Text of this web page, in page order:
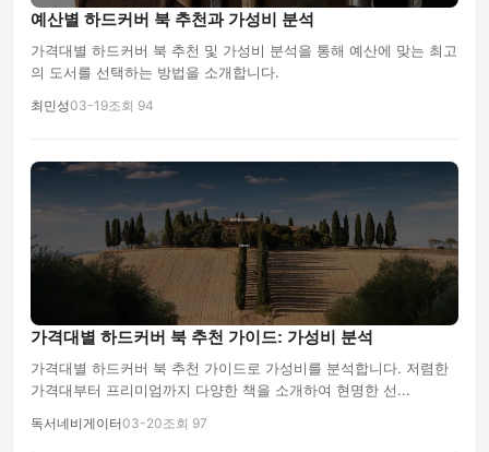
예산별 하드커버 북 추천과 가성비 분석
가격대별 하드커버 북 추천 및 가성비 분석을 통해 예산에 맞는 최고
의 도서를 선택하는 방법을 소개합니다.
최민성03-19조회 94
가격대별 하드커버 북 추천 가이드: 가성비 분석
가격대별 하드커버 북 추천 가이드로 가성비를 분석합니다. 저렴한
가격대부터 프리미엄까지 다양한 책을 소개하여 현명한 선...
독서네비게이터03-20조회 97